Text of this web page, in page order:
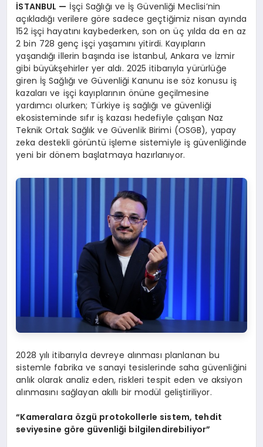
İSTANBUL — İşçi Sağlığı ve İş Güvenliği Meclisi’nin
açıkladığı verilere göre sadece geçtiğimiz nisan ayında
152 işçi hayatını kaybederken, son on üç yılda da en az
2 bin 728 genç işçi yaşamını yitirdi. Kayıpların
yaşandığı illerin başında ise İstanbul, Ankara ve İzmir
gibi büyükşehirler yer aldı. 2025 itibarıyla yürürlüğe
giren İş Sağlığı ve Güvenliği Kanunu ise söz konusu iş
kazaları ve işçi kayıplarının önüne geçilmesine
yardımcı olurken; Türkiye iş sağlığı ve güvenliği
ekosisteminde sıfır iş kazası hedefiyle çalışan Naz
Teknik Ortak Sağlık ve Güvenlik Birimi (OSGB), yapay
zeka destekli görüntü işleme sistemiyle iş güvenliğinde
yeni bir dönem başlatmaya hazırlanıyor.
2028 yılı itibarıyla devreye alınması planlanan bu
sistemle fabrika ve sanayi tesislerinde saha güvenliğini
anlık olarak analiz eden, riskleri tespit eden ve aksiyon
alınmasını sağlayan akıllı bir modül geliştiriliyor.
“Kameralara özgü protokollerle sistem, tehdit
seviyesine göre güvenliği bilgilendirebiliyor”